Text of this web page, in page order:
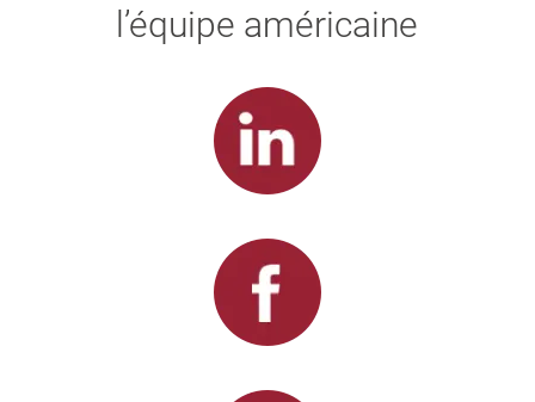
l’équipe américaine